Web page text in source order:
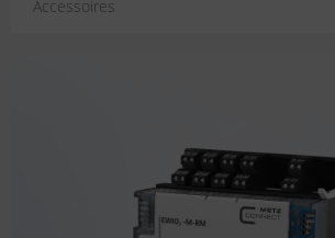
Accessoires